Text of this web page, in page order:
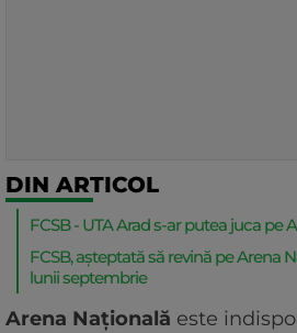
DIN ARTICOL
FCSB - UTA Arad s-ar putea juca pe
FCSB, așteptată să revină pe Arena
lunii septembrie
Arena Națională este